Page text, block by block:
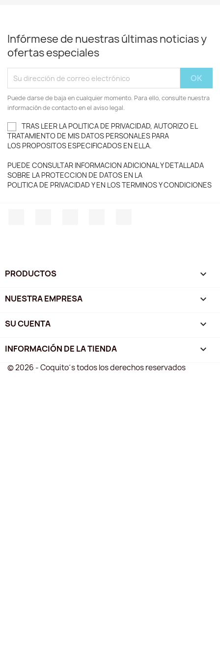
Infórmese de nuestras últimas noticias y
ofertas especiales
Puede darse de baja en cualquier momento. Para ello, consulte nuestra
información de contacto en el aviso legal.
TRAS LEER LA POLITICA DE PRIVACIDAD, AUTORIZO EL
TRATAMIENTO DE MIS DATOS PERSONALES PARA
LOS PROPOSITOS ESPECIFICADOS EN ELLA.
PUEDE CONSULTAR INFORMACION ADICIONAL Y DETALLADA
SOBRE LA PROTECCION DE DATOS EN LA
POLITICA DE PRIVACIDAD Y EN LOS TERMINOS Y CONDICIONES
PRODUCTOS 
NUESTRA EMPRESA 
SU CUENTA 
INFORMACIÓN DE LA TIENDA keyboard_arrow_down
© 2026 - Coquito´s todos los derechos reservados